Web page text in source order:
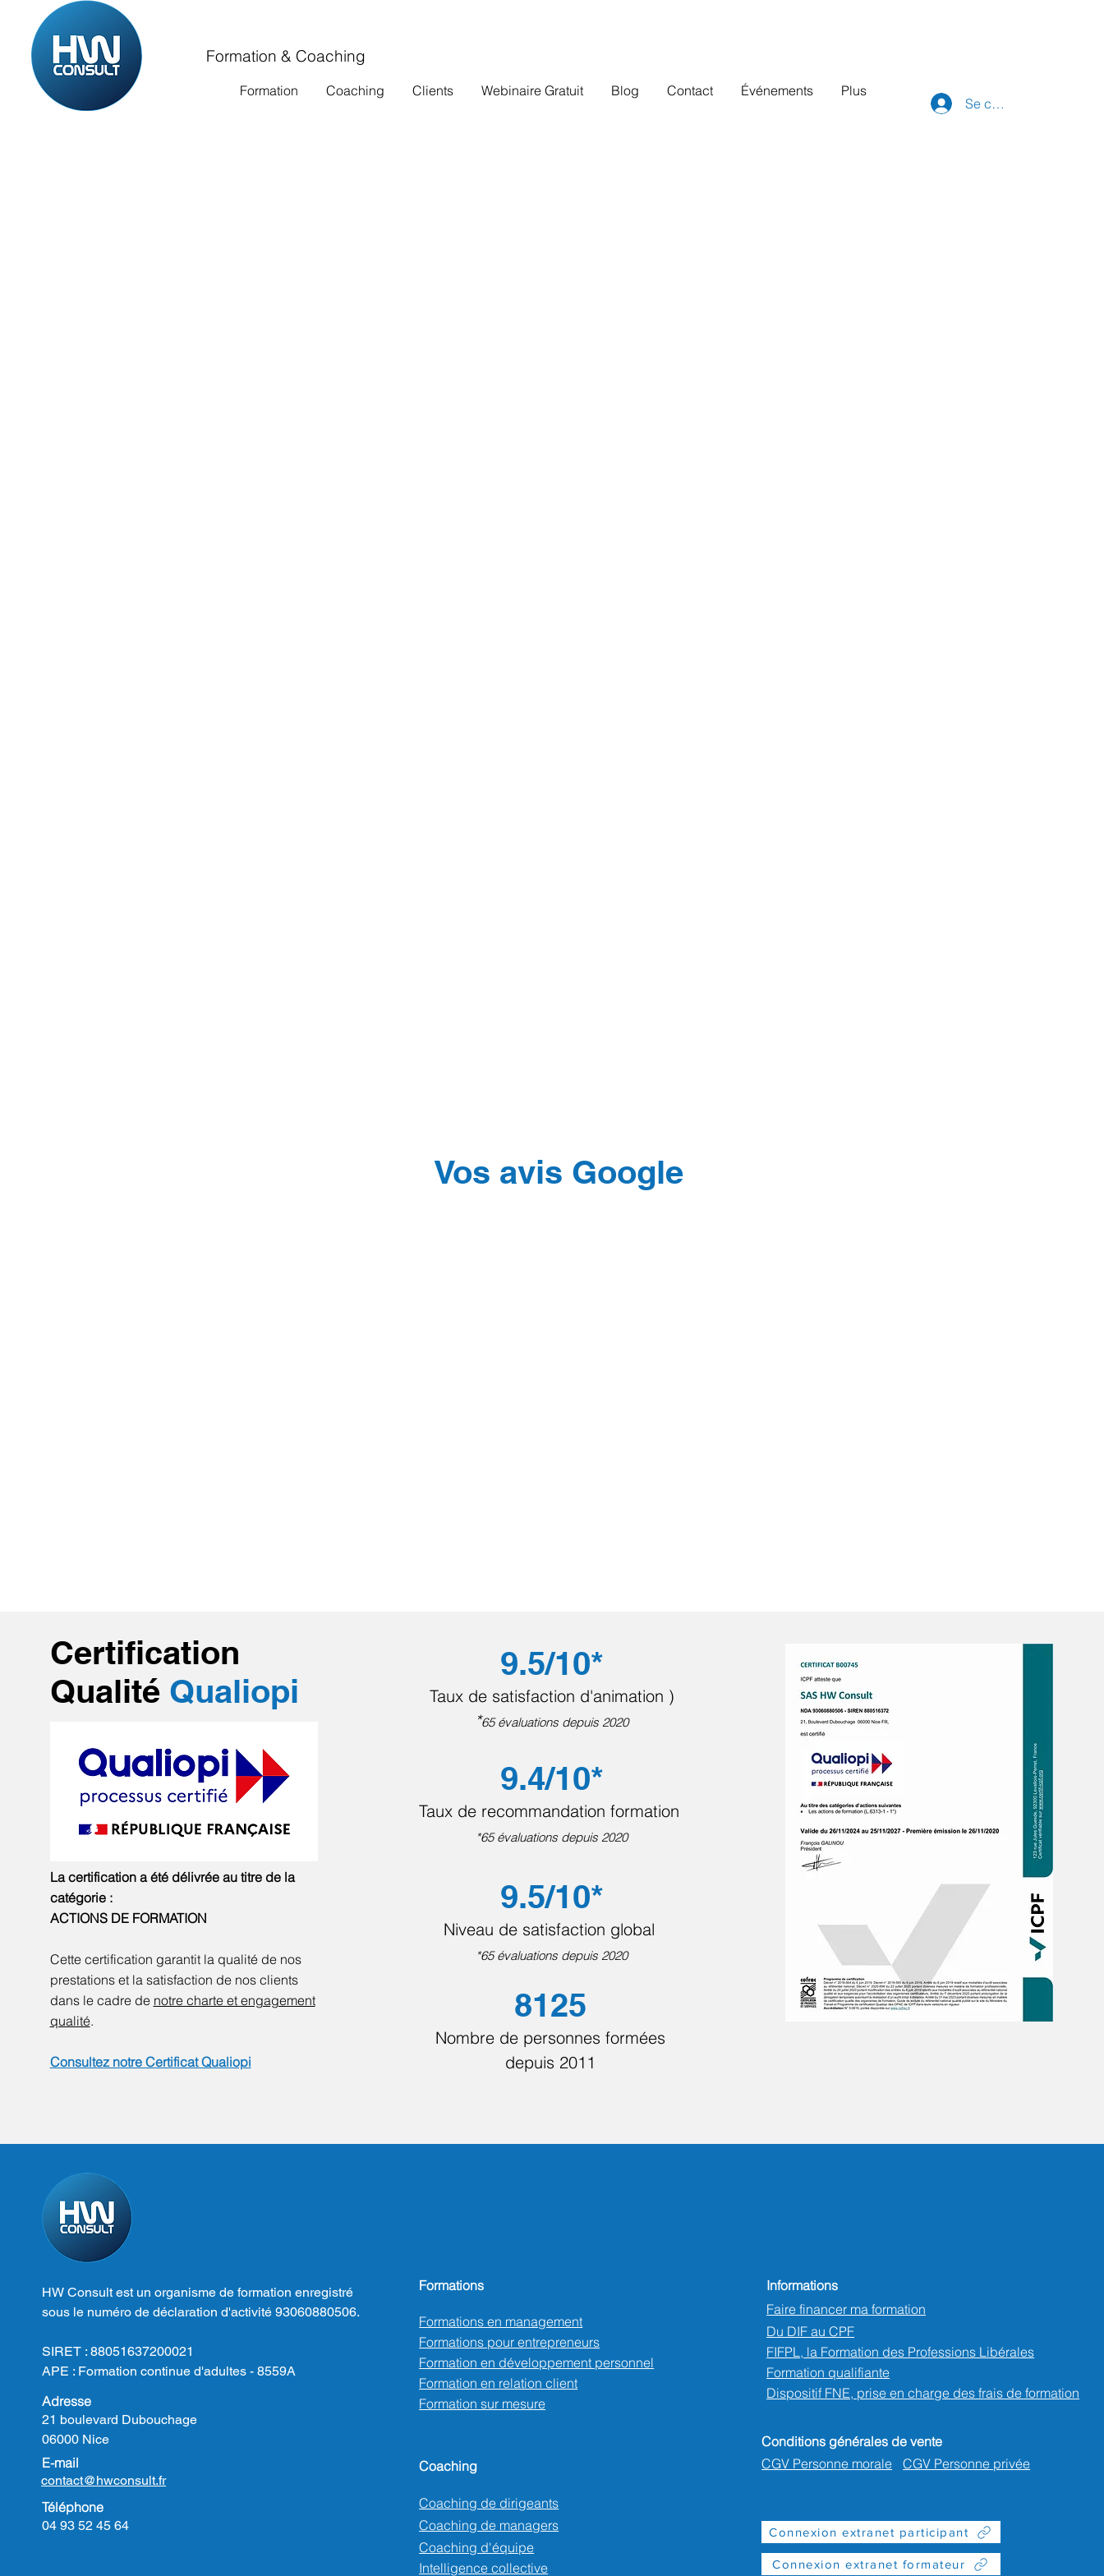
Formation & Coaching
Se connecter
Formation Coaching Clients Webinaire Gratuit Blog Contact Événements Plus
Vos avis Google
Certification
Qualité Qualiopi
La certification a été délivrée au titre de la
catégorie :
ACTIONS DE FORMATION
Cette certification garantit la qualité de nos
prestations et la satisfaction de nos clients
dans le cadre de notre charte et engagement
qualité.
Consultez notre Certificat Qualiopi
9.5/10*
Taux de satisfaction d'animation )
*65 évaluations depuis 2020
9.4/10*
Taux de recommandation formation
*65 évaluations depuis 2020
9.5/10*
Niveau de satisfaction global
*65 évaluations depuis 2020
8125
Nombre de personnes formées
depuis 2011
HW Consult est un organisme de formation enregistré
sous le numéro de déclaration d'activité 93060880506.
SIRET : 88051637200021
APE : Formation continue d'adultes - 8559A
Adresse
21 boulevard Dubouchage
06000 Nice
E-mail
contact@hwconsult.fr
Téléphone
04 93 52 45 64
Formations
Formations en management
Formations pour entrepreneurs
Formation en développement personnel
Formation en relation client
Formation sur mesure
Coaching
Coaching de dirigeants
Coaching de managers
Coaching d'équipe
Intelligence collective
Informations
Faire financer ma formation
Du DIF au CPF
FIFPL, la Formation des Professions Libérales
Formation qualifiante
Dispositif FNE, prise en charge des frais de formation
Conditions générales de vente
CGV Personne morale
CGV Personne privée
Connexion extranet participant
Connexion extranet formateur